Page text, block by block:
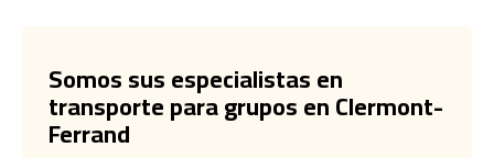
Somos sus especialistas en
transporte para grupos en Clermont-
Ferrand